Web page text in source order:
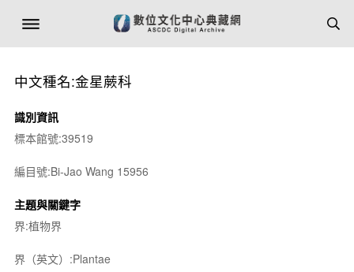
中文種名:金星蕨科
識別資訊
標本館號:39519
編目號:Bi-Jao Wang 15956
主題與關鍵字
界:植物界
界（英文）:Plantae